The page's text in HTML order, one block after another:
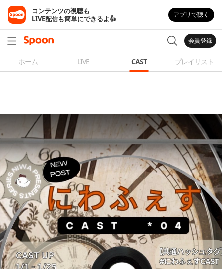
コンテンツの視聴も
LIVE配信も簡単にできるよ👍
アプリで聴く
会員登録
ホーム LIVE CAST プレイリスト